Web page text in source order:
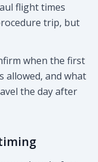
flight times
trip, but
when the first
allowed, and what
the day after